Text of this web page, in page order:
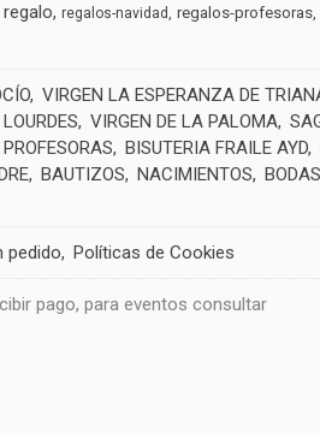
regalo regalos-navidad regalos-profesoras
VIRGEN LA ESPERANZA DE
VIRGEN DE LA PALOMA
BISUTERIA FRAILE AYD
BAUTIZOS NACIMIENTOS BODAS
pedido Políticas de Cookies
pago, para eventos consultar